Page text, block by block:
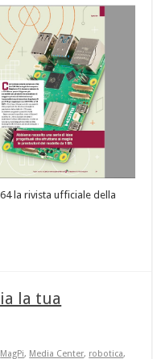
la rivista ufficiale della
la tua
MagPi, Media Center, robotica,